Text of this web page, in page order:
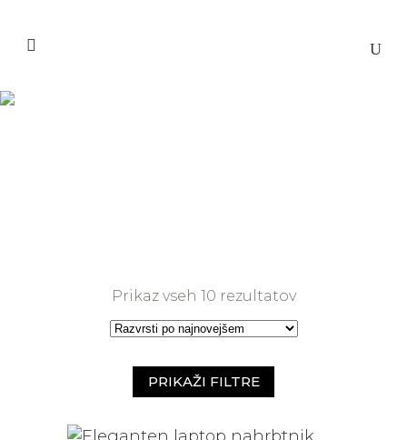
Prikaz vseh 10 rezultatovRazvrščeno
datumu
PRIKAŽI FILTRE